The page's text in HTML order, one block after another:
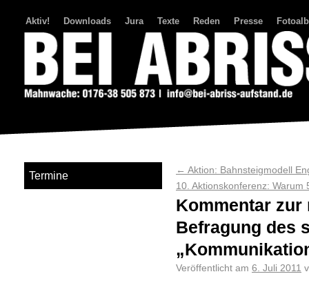
Aktiv! Downloads Jura Texte Reden Presse
← Aktion: Bahnsteigmodell
10. Aktionskonferenz:
Kommentar zur
Befragung des
Veröffentlicht am 6. Juli 2011
Termine